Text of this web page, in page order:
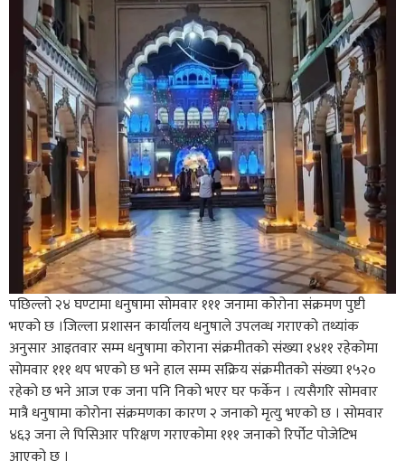
पछिल्लो २४ घण्टामा धनुषामा सोमवार १११ जनामा कोरोना संक्रमण पुष्टी
भएको छ ।जिल्ला प्रशासन कार्यालय धनुषाले उपलव्ध गराएको तथ्यांक
अनुसार आइतवार सम्म धनुषामा कोराना संक्रमीतको संख्या १४११ रहेकोमा
सोमवार १११ थप भएको छ भने हाल सम्म सक्रिय संक्रमीतको संख्या १५२०
रहेको छ भने आज एक जना पनि निको भएर घर फर्केन । त्यसैगरि सोमवार
मात्रै धनुषामा कोरोना संक्रमणका कारण २ जनाको मृत्यु भएको छ । सोमवार
४६३ जना ले पिसिआर परिक्षण गराएकोमा १११ जनाको रिर्पोट पोजेटिभ
आएको छ ।